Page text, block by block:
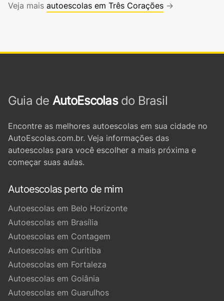
Veja mais autoescolas em Três Corações →
Guia de AutoEscolasdo Brasil
Encontre as melhores autoescolas em sua cidade no
AutoEscolas.com.br. Veja informações das
autoescolas para você escolher a mais próxima e
começar suas aulas.
Autoescolas perto de mim
Autoescolas em Belo Horizonte
Autoescolas em Brasília
Autoescolas em Contagem
Autoescolas em Curitiba
Autoescolas em Fortaleza
Autoescolas em Goiânia
Autoescolas em Guarulhos